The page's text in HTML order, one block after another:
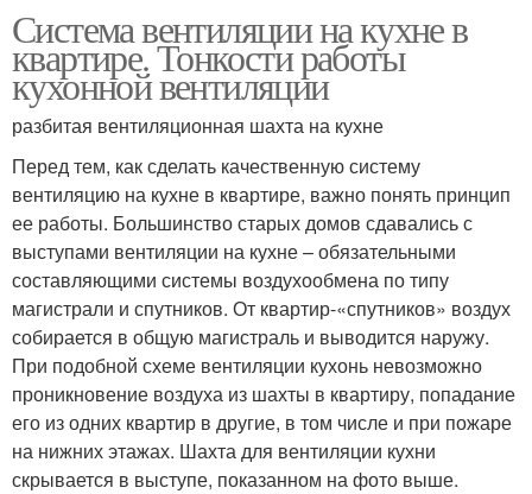
Система вентиляции на кухне в
квартире. Тонкости работы
кухонной вентиляции
разбитая вентиляционная шахта на кухне
Перед тем, как сделать качественную систему
вентиляцию на кухне в квартире, важно понять принцип
ее работы. Большинство старых домов сдавались с
выступами вентиляции на кухне – обязательными
составляющими системы воздухообмена по типу
магистрали и спутников. От квартир-«спутников» воздух
собирается в общую магистраль и выводится наружу.
При подобной схеме вентиляции кухонь невозможно
проникновение воздуха из шахты в квартиру, попадание
его из одних квартир в другие, в том числе и при пожаре
на нижних этажах. Шахта для вентиляции кухни
скрывается в выступе, показанном на фото выше.